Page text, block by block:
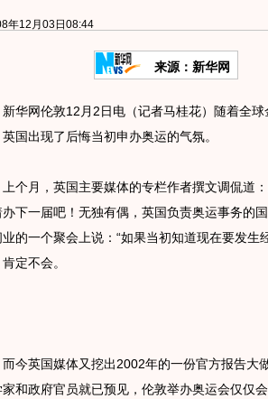
年12月03日08:44
来源：新华网
网伦敦12月2日电（记者马桂花）随着全球
国出现了后悔当初申办奥运的气氛。
月，英国主要媒体的专栏作者撰文调侃道：
办下一届吧！无独有偶，英国负责奥运事务的
的一个聚会上说：“如果当初知道现在要发生
定不会。
英国媒体又挖出2002年的一份官方报告大
和政府官员就已预见，伦敦举办奥运会仅仅